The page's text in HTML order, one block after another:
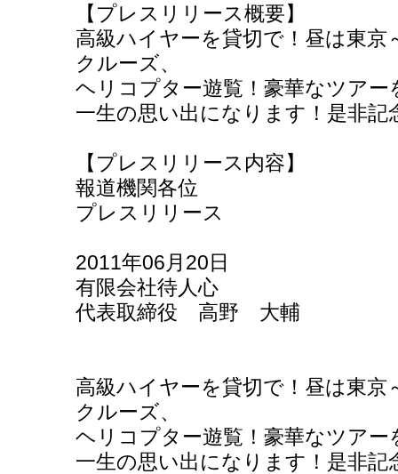
【プレスリリース概要】
高級ハイヤーを貸切で！昼は東京
クルーズ、
ヘリコプター遊覧！豪華なツア
一生の思い出になります！是非記
【プレスリリース内容】
報道機関各位
プレスリリース
2011年06月20日
有限会社待人心
代表取締役 高野 大輔
高級ハイヤーを貸切で！昼は東京
クルーズ、
ヘリコプター遊覧！豪華なツア
一生の思い出になります！是非記